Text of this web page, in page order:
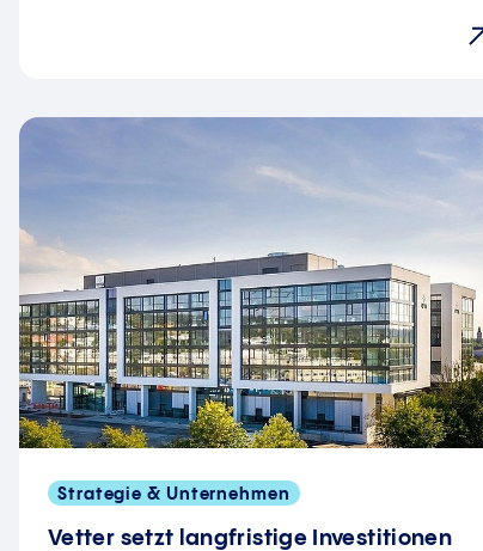
Strategie & Unternehmen
Vetter setzt langfristige Investitionen